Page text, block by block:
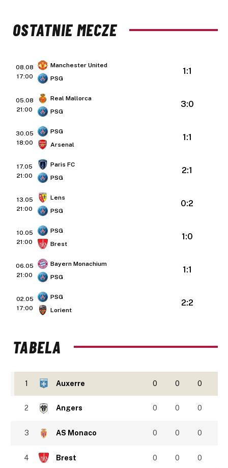
OSTATNIE MECZE
08.08
17:00
Manchester United
PSG
1:1
05.08
21:00
Real Mallorca
PSG
3:0
30.05
18:00
PSG
Arsenal
1:1
17.05
21:00
Paris FC
PSG
2:1
13.05
21:00
Lens
PSG
0:2
10.05
21:00
PSG
Brest
1:0
06.05
21:00
Bayern Monachium
PSG
1:1
02.05
17:00
PSG
Lorient
2:2
TABELA
1 Auxerre 0 0 0
2 Angers 0 0 0
3 AS Monaco 0 0 0
4 Brest 0 0 0